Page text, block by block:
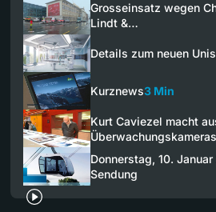
Grosseinsatz wegen
Lindt &…
Details zum neuen
Kurznews3 Min
Kurt Caviezel macht
Donnerstag, 10.
Sendung